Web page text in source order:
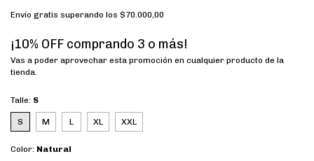
Envío gratis superando los $70.000,00
¡10% OFF comprando 3 o más!
Vas a poder aprovechar esta promoción en cualquier producto de la
tienda.
Talle: S
S M L XL XXL
Color: Natural